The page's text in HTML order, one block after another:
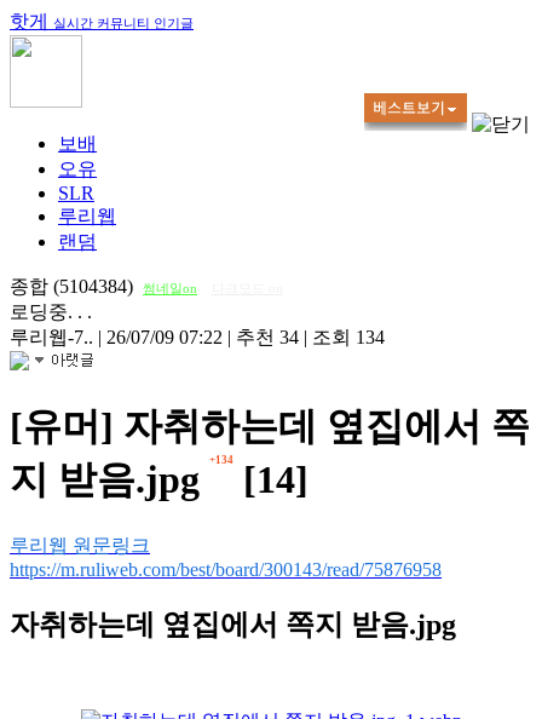
핫게 실시간 커뮤니티 인기글
보배
오유
SLR
루리웹
랜덤
종합 (5104384) 썸네일on
로딩중. . .
루리웹-7.. | 26/07/09 07:22 | 추천 34 | 조회 134
[유머] 자취하는데 옆집에서 쪽
지 받음.jpg
+134 [14]
루리웹 원문링크
https://m.ruliweb.com/best/board/300143/read/75876958
자취하는데 옆집에서 쪽지 받음.jpg